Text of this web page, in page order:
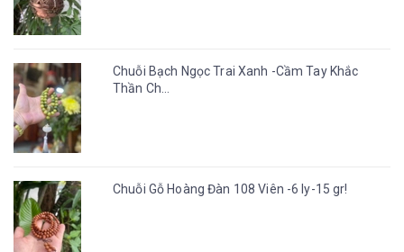
Chuỗi Bạch Ngọc Trai Xanh -Cầm Tay Khắc
Thần Ch...
Chuỗi Gỗ Hoàng Đàn 108 Viên -6 ly-15 gr!